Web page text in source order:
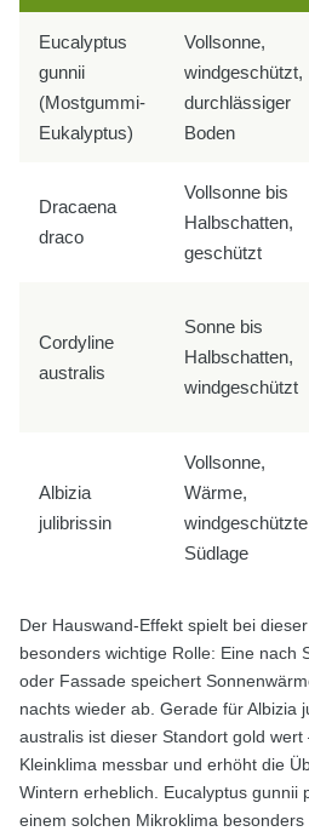
Eucalyptus
gunnii
(Mostgummi-
Eukalyptus)
Vollsonne,
windgeschützt,
durchlässiger
Boden
Dracaena
draco
Vollsonne bis
Halbschatten,
geschützt
Cordyline
australis
Sonne bis
Halbschatten,
windgeschützt
Albizia
julibrissin
Vollsonne,
Wärme,
windgeschützte
Südlage
Der Hauswand-Effekt spielt bei
besonders wichtige Rolle: Eine nach
oder Fassade speichert
nachts wieder ab. Gerade für Albizia
australis ist dieser Standort gold
Kleinklima messbar und erhöht die
Wintern erheblich. Eucalyptus gunnii
einem solchen Mikroklima